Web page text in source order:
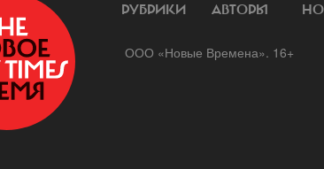
РУБРИКИ АВТОРЫ
ООО «Новые Времена». 16+